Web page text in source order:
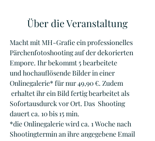
Über die Veranstaltung
Macht mit MH-Grafie ein professionelles
Pärchenfotoshooting auf der dekorierten
Empore. Ihr bekommt 5 bearbeitete
und hochauflösende Bilder in einer
Onlinegalerie* für nur 49,90 €. Zudem
erhaltet ihr ein Bild fertig bearbeitet als
Sofortausdurck vor Ort. Das  Shooting
dauert ca. 10 bis 15 min.
*die Onlinegalerie wird ca. 1 Woche nach
Shootingtermin an ihre angegebene Email